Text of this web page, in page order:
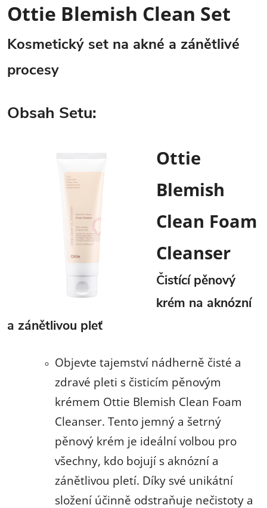
Ottie Blemish Clean Set
Kosmetický set na akné a zánětlivé
procesy
Obsah Setu:
Ottie
Blemish
Clean Foam
Cleanser
Čistící pěnový
krém na aknózní
a zánětlivou pleť
Objevte tajemství nádherně čisté a
zdravé pleti s čisticím pěnovým
krémem Ottie Blemish Clean Foam
Cleanser. Tento jemný a šetrný
pěnový krém je ideální volbou pro
všechny, kdo bojují s aknózní a
zánětlivou pletí. Díky své unikátní
složení účinně odstraňuje nečistoty a